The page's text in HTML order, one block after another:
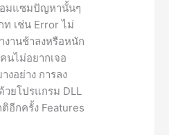
อมแซมปัญหานั้นๆ
เช่น Error ไม่
งานช้าลงหรือหนัก
นไม่อยากเจอ
งอย่าง การลง
ยโปรแกรม DLL
อีกครั้ง Features